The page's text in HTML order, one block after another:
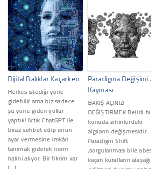
Dijital Balıklar Kaçarken
Herkes istediği yöne
gidebilir ama biz sadece
şu yöne giden yollar
yaptık! Artık ChatGPT ile
biraz sohbet edip onun
ayar vermesine imkân
tanımak giderek norm
halini alıyor. Bir fikrim var
Paradigma Değişimi
Kayması
BAKIŞ AÇINIZI
DEĞİŞTİRMEK Belirli
konuda zihinlerdeki
algıların değişmesidir..
Paradigm Shift
,sorgulanması bile
kaçan kuralların alaşağı